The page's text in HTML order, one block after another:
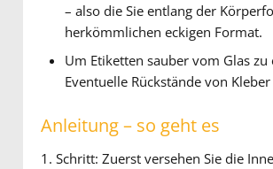
– also die Sie entlang der
herkömmlichen eckigen Format.
Um Etiketten sauber vom Glas
Eventuelle Rückstände von
Anleitung – so geht es
1. Schritt: Zuerst versehen Sie die